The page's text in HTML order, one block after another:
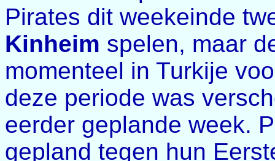
Pirates dit weekeinde
Kinheim spelen, maar
momenteel in Turkije
deze periode was
eerder geplande week.
gepland tegen hun